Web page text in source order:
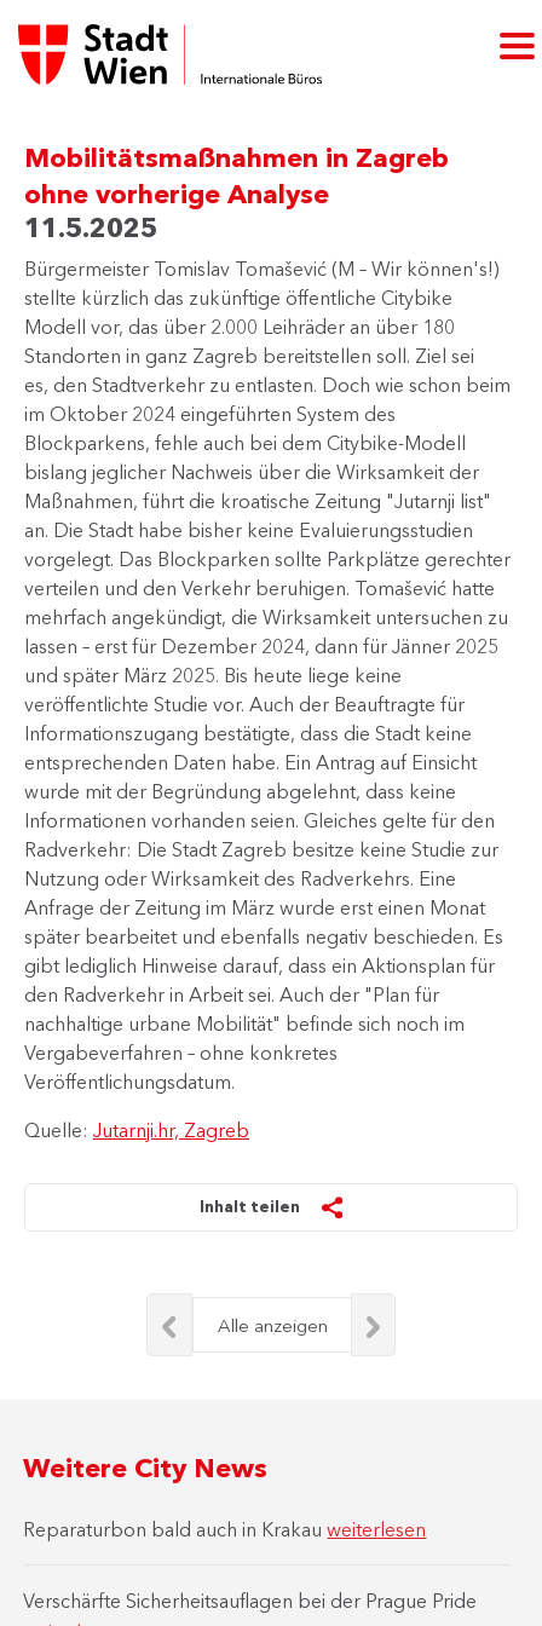
Mobilitätsmaßnahmen in Zagreb
ohne vorherige Analyse
11.5.2025
​Bürgermeister Tomislav Tomašević (M – Wir können's!)
stellte kürzlich das zukünftige öffentliche Citybike
Modell vor, das über 2.000 Leihräder an über 180
Standorten in ganz Zagreb bereitstellen soll. Ziel sei
es, den Stadtverkehr zu entlasten. Doch wie schon beim
im Oktober 2024 eingeführten System des
Blockparkens, fehle auch bei dem Citybike-Modell
bislang jeglicher Nachweis über die Wirksamkeit der
Maßnahmen, führt die kroatische Zeitung "Jutarnji list"
an. Die Stadt habe bisher keine Evaluierungsstudien
vorgelegt. Das Blockparken sollte Parkplätze gerechter
verteilen und den Verkehr beruhigen. Tomašević hatte
mehrfach angekündigt, die Wirksamkeit untersuchen zu
lassen – erst für Dezember 2024, dann für Jänner 2025
und später März 2025. Bis heute liege keine
veröffentlichte Studie vor. Auch der Beauftragte für
Informationszugang bestätigte, dass die Stadt keine
entsprechenden Daten habe. Ein Antrag auf Einsicht
wurde mit der Begründung abgelehnt, dass keine
Informationen vorhanden seien. Gleiches gelte für den
Radverkehr: Die Stadt Zagreb besitze keine Studie zur
Nutzung oder Wirksamkeit des Radverkehrs. Eine
Anfrage der Zeitung im März wurde erst einen Monat
später bearbeitet und ebenfalls negativ beschieden. Es
gibt lediglich Hinweise darauf, dass ein Aktionsplan für
den Radverkehr in Arbeit sei. Auch der "Plan für
nachhaltige urbane Mobilität" befinde​ sich noch im
Vergabeverfahren – ohne konkretes
Veröffentlichungsdatum.
Quelle: Jutarnji.hr, Zagreb
Inhalt teilen
Alle anzeigen
Weitere City News
Reparaturbon bald auch in Krakauweiterlesen
Verschärfte Sicherheitsauflagen bei der Prague Pride